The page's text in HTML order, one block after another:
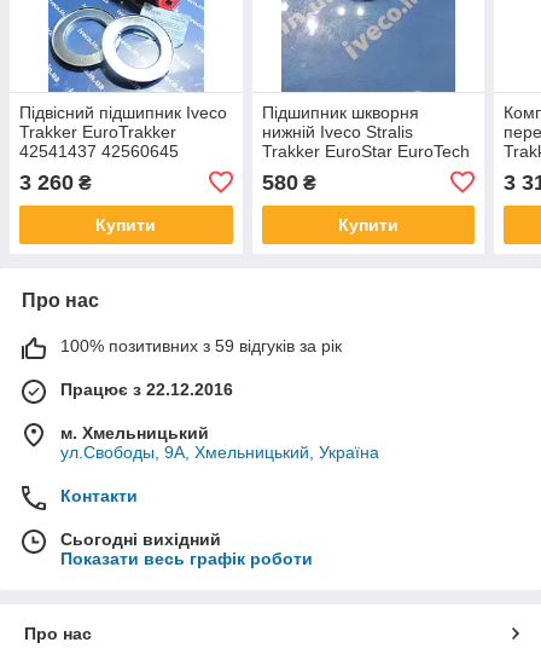
Підвісний підшипник Iveco
Trakker EuroTrakker
42541437 42560645
3 260 ₴
Купити
Підшипник шкворня
нижній Iveco Stralis
Trakker EuroStar EuroTech
AUG54597
580₴
Купити
3
Про нас
100% позитивних з 59 відгуків за рік
Працює з 22.12.2016
м. Хмельницький
ул.Свободы, 9А, Хмельницький, Україна
Контакти
Сьогодні вихідний
Показати весь графік роботи
Про нас